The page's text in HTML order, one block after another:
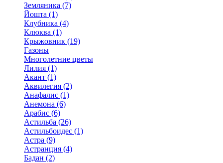
Земляника (7)
Йошта (1)
Клубника (4)
Клюква (1)
Крыжовник (19)
Газоны
Многолетние цветы
Лилия (1)
Акант (1)
Аквилегия (2)
Анафалис (1)
Анемона (6)
Арабис (6)
Астильба (26)
Астильбоидес (1)
Астра (9)
Астранция (4)
Бадан (2)